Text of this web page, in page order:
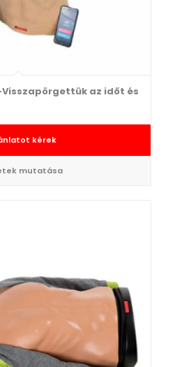
Visszapörgettük az időt és
kérek
mutatása